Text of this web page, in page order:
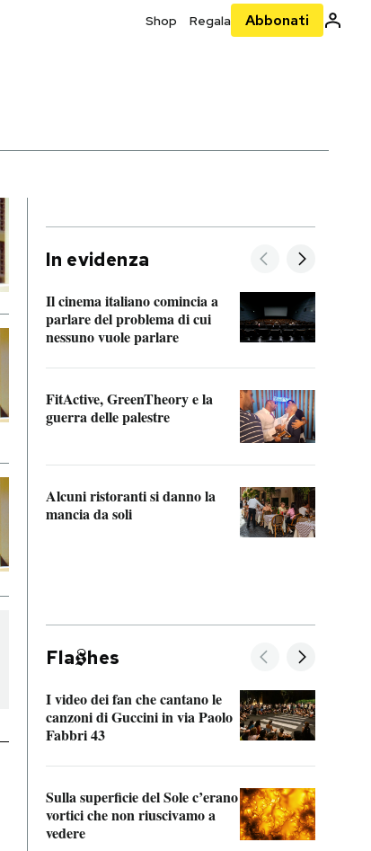
Shop Regala Abbonati
In evidenza
Il cinema italiano comincia a
parlare del problema di cui
nessuno vuole parlare
FitActive, GreenTheory e la
guerra delle palestre
Alcuni ristoranti si danno la
mancia da soli
Fla hes
I video dei fan che cantano le
canzoni di Guccini in via Paolo
Fabbri 43
Sulla superficie del Sole c’erano
vortici che non riuscivamo a
vedere